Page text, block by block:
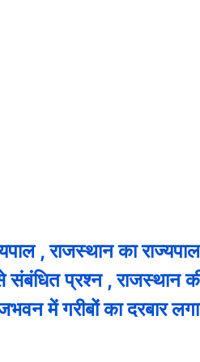
, राजस्थान का
संबंधित प्रश्न , राजस्थान
में गरीबों का दरबार